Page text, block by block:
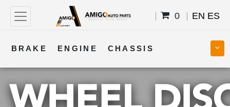
0 EN ES
BRAKE ENGINE CHASSIS
COOLING STEERING BODY